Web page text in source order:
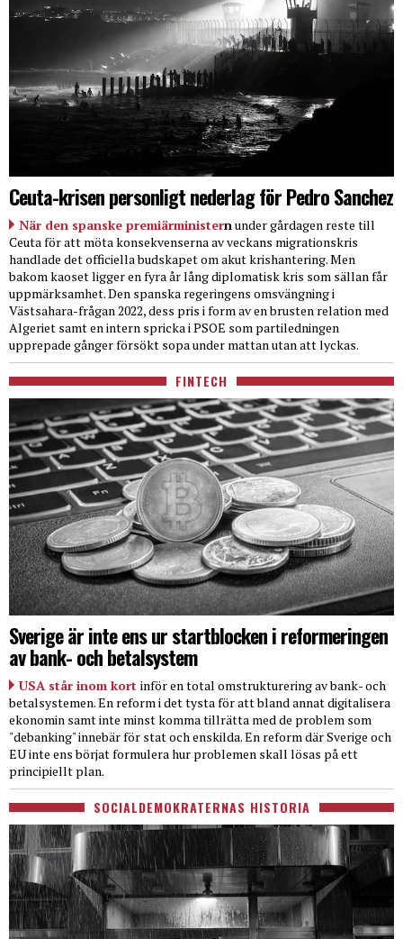
Ceuta-krisen personligt nederlag för Pedro Sanchez
När den spanske premiärministernunder gårdagen reste till
Ceuta för att möta konsekvenserna av veckans migrationskris
handlade det officiella budskapet om akut krishantering. Men
bakom kaoset ligger en fyra år lång diplomatisk kris som sällan får
uppmärksamhet. Den spanska regeringens omsvängning i
Västsahara-frågan 2022, dess pris i form av en brusten relation med
Algeriet samt en intern spricka i PSOE som partiledningen
upprepade gånger försökt sopa under mattan utan att lyckas.
FINTECH
Sverige är inte ens ur startblocken i reformeringen
av bank- och betalsystem
USA står inom kort inför en total omstrukturering av bank- och
betalsystemen. En reform i det tysta för att bland annat digitalisera
ekonomin samt inte minst komma tillrätta med de problem som
"debanking" innebär för stat och enskilda. En reform där Sverige och
EU inte ens börjat formulera hur problemen skall lösas på ett
principiellt plan.
SOCIALDEMOKRATERNAS HISTORIA